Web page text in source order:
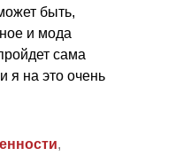
быть,
и мода
сама
на это очень
,